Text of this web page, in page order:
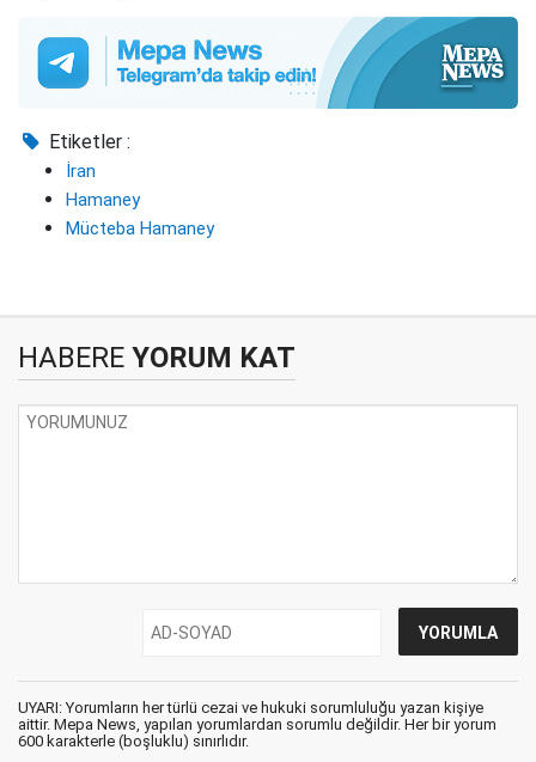
Etiketler :
İran
Hamaney
Mücteba Hamaney
HABERE YORUM KAT
UYARI: Yorumların her türlü cezai ve hukuki sorumluluğu yazan kişiye
aittir. Mepa News, yapılan yorumlardan sorumlu değildir. Her bir yorum
600 karakterle (boşluklu) sınırlıdır.